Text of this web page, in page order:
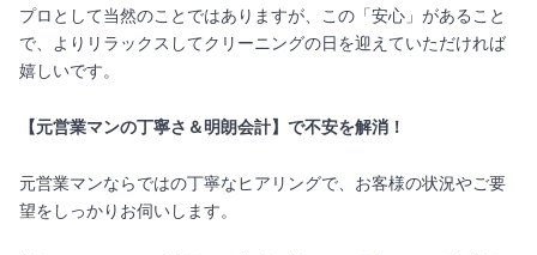
プロとして当然のことではありますが、この「安心」があること
で、よりリラックスしてクリーニングの日を迎えていただければ
嬉しいです。
【元営業マンの丁寧さ＆明朗会計】で不安を解消！
元営業マンならではの丁寧なヒアリングで、お客様の状況やご要
望をしっかりお伺いします。